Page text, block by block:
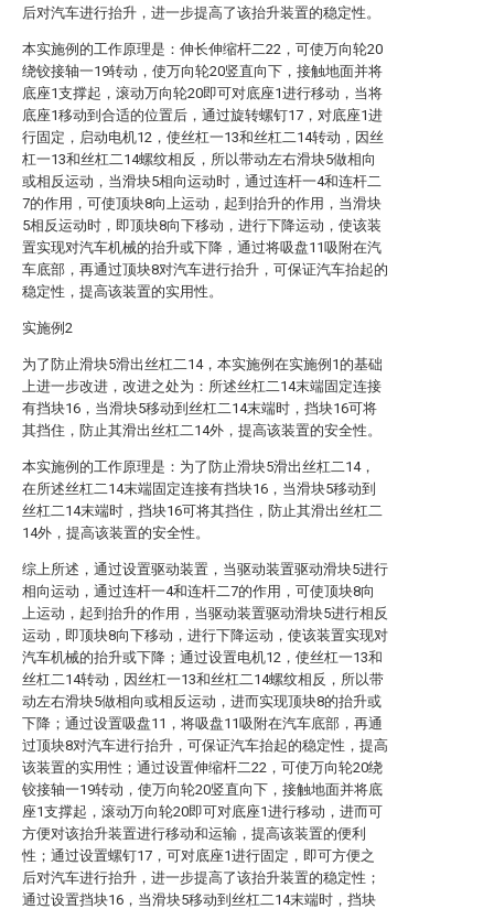
后对汽车进行抬升，进一步提高了该抬升装置的稳定性。
本实施例的工作原理是：伸长伸缩杆二22，可使万向轮20
绕铰接轴一19转动，使万向轮20竖直向下，接触地面并将
底座1支撑起，滚动万向轮20即可对底座1进行移动，当将
底座1移动到合适的位置后，通过旋转螺钉17，对底座1进
行固定，启动电机12，使丝杠一13和丝杠二14转动，因丝
杠一13和丝杠二14螺纹相反，所以带动左右滑块5做相向
或相反运动，当滑块5相向运动时，通过连杆一4和连杆二
7的作用，可使顶块8向上运动，起到抬升的作用，当滑块
5相反运动时，即顶块8向下移动，进行下降运动，使该装
置实现对汽车机械的抬升或下降，通过将吸盘11吸附在汽
车底部，再通过顶块8对汽车进行抬升，可保证汽车抬起的
稳定性，提高该装置的实用性。
实施例2
为了防止滑块5滑出丝杠二14，本实施例在实施例1的基础
上进一步改进，改进之处为：所述丝杠二14末端固定连接
有挡块16，当滑块5移动到丝杠二14末端时，挡块16可将
其挡住，防止其滑出丝杠二14外，提高该装置的安全性。
本实施例的工作原理是：为了防止滑块5滑出丝杠二14，
在所述丝杠二14末端固定连接有挡块16，当滑块5移动到
丝杠二14末端时，挡块16可将其挡住，防止其滑出丝杠二
14外，提高该装置的安全性。
综上所述，通过设置驱动装置，当驱动装置驱动滑块5进行
相向运动，通过连杆一4和连杆二7的作用，可使顶块8向
上运动，起到抬升的作用，当驱动装置驱动滑块5进行相反
运动，即顶块8向下移动，进行下降运动，使该装置实现对
汽车机械的抬升或下降；通过设置电机12，使丝杠一13和
丝杠二14转动，因丝杠一13和丝杠二14螺纹相反，所以带
动左右滑块5做相向或相反运动，进而实现顶块8的抬升或
下降；通过设置吸盘11，将吸盘11吸附在汽车底部，再通
过顶块8对汽车进行抬升，可保证汽车抬起的稳定性，提高
该装置的实用性；通过设置伸缩杆二22，可使万向轮20绕
铰接轴一19转动，使万向轮20竖直向下，接触地面并将底
座1支撑起，滚动万向轮20即可对底座1进行移动，进而可
方便对该抬升装置进行移动和运输，提高该装置的便利
性；通过设置螺钉17，可对底座1进行固定，即可方便之
后对汽车进行抬升，进一步提高了该抬升装置的稳定性；
通过设置挡块16，当滑块5移动到丝杠二14末端时，挡块